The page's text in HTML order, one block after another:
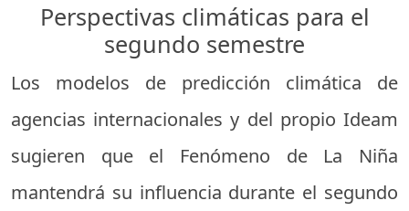
Perspectivas climáticas para el
segundo semestre
Los modelos de predicción climática de
agencias internacionales y del propio Ideam
sugieren que el Fenómeno de La Niña
mantendrá su influencia durante el segundo